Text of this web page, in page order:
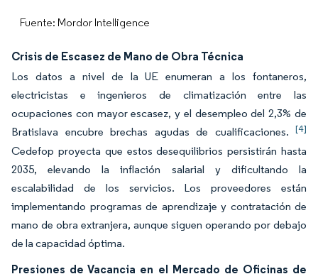
Fuente: Mordor Intelligence
Crisis de Escasez de Mano de Obra Técnica
Los datos a nivel de la UE enumeran a los fontaneros,
electricistas e ingenieros de climatización entre las
ocupaciones con mayor escasez, y el desempleo del 2,3% de
Bratislava encubre brechas agudas de cualificaciones. [4]
Cedefop proyecta que estos desequilibrios persistirán hasta
2035, elevando la inflación salarial y dificultando la
escalabilidad de los servicios. Los proveedores están
implementando programas de aprendizaje y contratación de
mano de obra extranjera, aunque siguen operando por debajo
de la capacidad óptima.
Presiones de Vacancia en el Mercado de Oficinas de